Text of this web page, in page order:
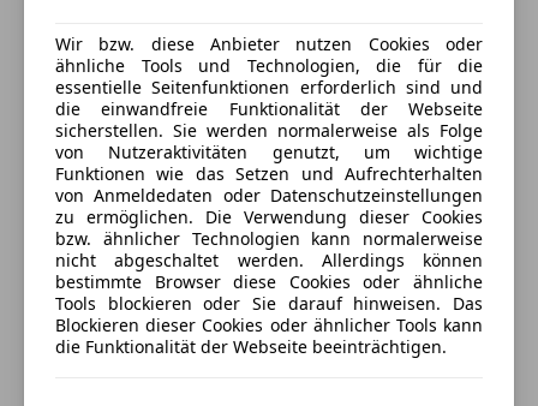
Versicherungsschutz an Ihre Bedürfnisse
anpassen
Freischaden-Gutschein ab Stufe 0
Auto einfach online versichern & Rabatt holen
Jetzt berechnen
Verkäufer Händler
Wir bzw. diese Anbieter nutzen Cookies oder
ähnliche Tools und Technologien, die für die
essentielle Seitenfunktionen erforderlich sind und
die einwandfreie Funktionalität der Webseite
sicherstellen. Sie werden normalerweise als Folge
von Nutzeraktivitäten genutzt, um wichtige
Funktionen wie das Setzen und Aufrechterhalten
von Anmeldedaten oder Datenschutzeinstellungen
zu ermöglichen. Die Verwendung dieser Cookies
bzw. ähnlicher Technologien kann normalerweise
nicht abgeschaltet werden. Allerdings können
bestimmte Browser diese Cookies oder ähnliche
Tools blockieren oder Sie darauf hinweisen. Das
Blockieren dieser Cookies oder ähnlicher Tools kann
die Funktionalität der Webseite beeinträchtigen.